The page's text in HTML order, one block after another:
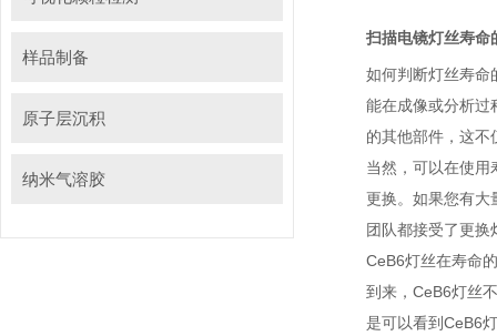
样品制备
原子层沉积
纳米气溶胶
扫描电镜灯丝寿命
如何判断灯丝寿命的
能在成像或分析过
的其他部件，这
当然，可以在使
更换。如果您有
团队都接受了更换
CeB6灯丝在寿命
到来，CeB6灯
是可以看到CeB6灯